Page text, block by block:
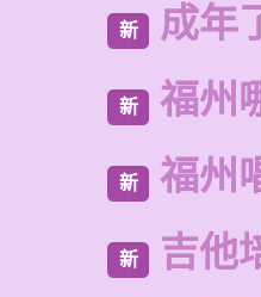
新 成年
新 福州
新 福州
新 吉他